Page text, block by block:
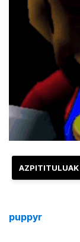
AZPITITULUAK
puppyr